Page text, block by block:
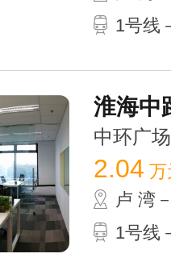
1号线
淮海中
中环广
2.04 万
卢 湾
1号线